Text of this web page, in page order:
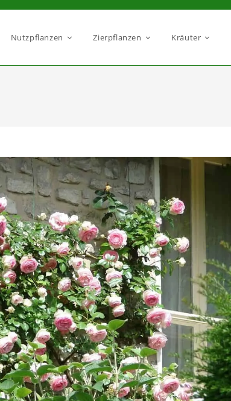
Nutzpflanzen Zierpflanzen Kräuter